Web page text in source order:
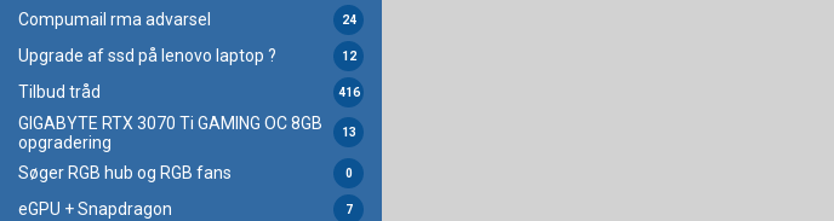
Compumail rma advarsel 24
Upgrade af ssd på lenovo laptop ? 12
Tilbud tråd 416
GIGABYTE RTX 3070 Ti GAMING OC 8GB
opgradering
13
Søger RGB hub og RGB fans 0
eGPU + Snapdragon 7